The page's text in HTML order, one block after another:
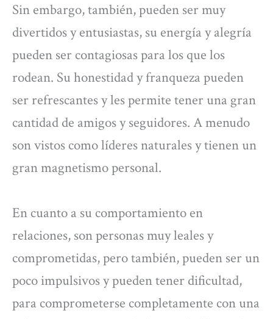
Sin embargo, también, pueden ser muy
divertidos y entusiastas, su energía y alegría
pueden ser contagiosas para los que los
rodean. Su honestidad y franqueza pueden
ser refrescantes y les permite tener una gran
cantidad de amigos y seguidores. A menudo
son vistos como líderes naturales y tienen un
gran magnetismo personal.
En cuanto a su comportamiento en
relaciones, son personas muy leales y
comprometidas, pero también, pueden ser un
poco impulsivos y pueden tener dificultad,
para comprometerse completamente con una